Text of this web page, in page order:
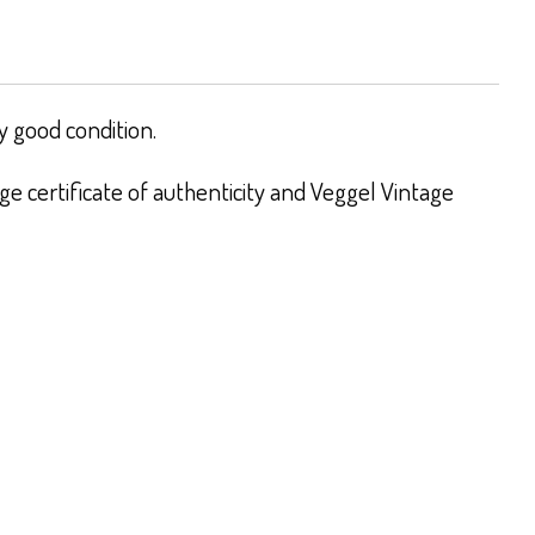
good condition.
certificate of authenticity and Veggel Vintage